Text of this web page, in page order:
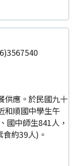
供應。於民國九十
和順國中學生午
國中師生841人，
約39人)。